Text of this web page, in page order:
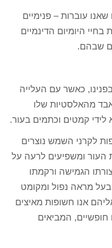
עוברות – פנימיים
בחיי היומיום הדינמיים
שבהם.
כאשר עם העלייה
מהאלסטיות שלו
לידי קמטים וכתמים בעור.
לקרני השמש נוצרים
העור ומשפיעים לרעה על
הגמישה ורקמתו
מראה נפול ומקומט
אנו חשופות מאיצים
חופשיים, המביאים